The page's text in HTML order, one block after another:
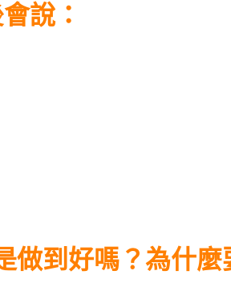
說：
做到好嗎？為什麼